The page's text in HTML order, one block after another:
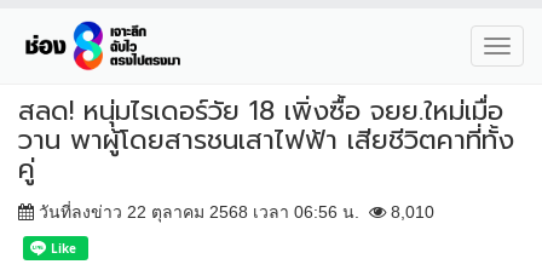
สลด! หนุ่มไรเดอร์วัย 18 เพิ่งซื้อ จยย.ใหม่เมื่อ
วาน พาผู้โดยสารชนเสาไฟฟ้า เสียชีวิตคาที่ทั้ง
คู่
วันที่ลงข่าว 22 ตุลาคม 2568 เวลา 06:56 น. 8,010